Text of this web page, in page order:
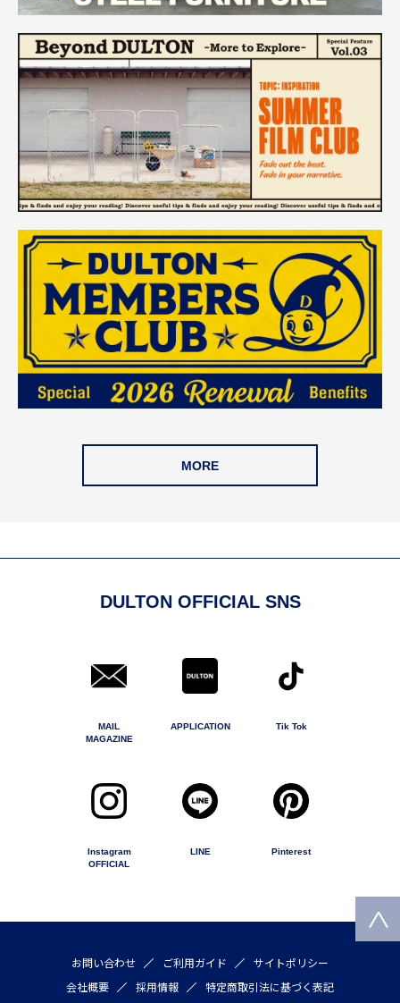
MORE
DULTON OFFICIAL SNS
MAIL
MAGAZINE
APPLICATION Tik Tok
Instagram
OFFICIAL
LINE Pinterest
お問い合わせ ご利用ガイド
サイトポリシー
会社概要
採用情報 特定商取引法に基づく表記